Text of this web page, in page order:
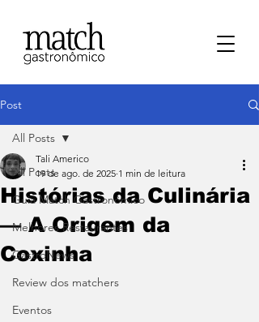
Post
All Posts
⁠Guia Match Gastronômico
Melhores Restaurantes
⁠GastroNews
Review dos matchers
Eventos
All Posts
Histórias da Culinária
— A Origem da
Coxinha
Tali Americo
19 de ago. de 2025 1 min de leitura